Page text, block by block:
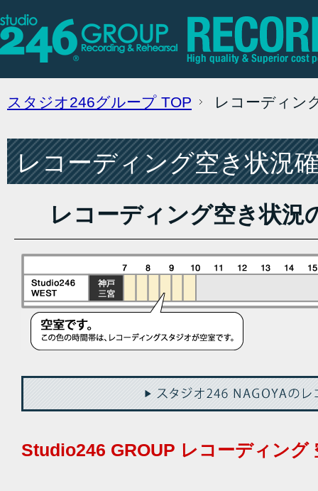
スタジオ246グループ TOP レコーディン
レコーディング空き状況
レコーディング空き状況
Studio246 GROUP レコーディング